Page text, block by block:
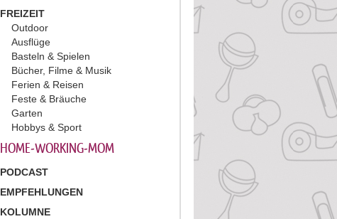
FREIZEIT
Outdoor
Ausflüge
Basteln & Spielen
Bücher, Filme & Musik
Ferien & Reisen
Feste & Bräuche
Garten
Hobbys & Sport
HOME-WORKING-MOM
PODCAST
EMPFEHLUNGEN
KOLUMNE